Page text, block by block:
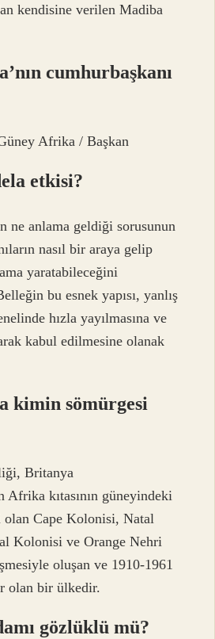
kendisine verilen Madiba
cumhurbaşkanı
Afrika / Başkan
etkisi?
ne anlama geldiği sorusunun
nasıl bir araya gelip
yaratabileceğini
bu esnek yapısı, yanlış
hızla yayılmasına ve
kabul edilmesine olanak
kimin sömürgesi
Britanya
Afrika kıtasının güneyindeki
olan Cape Kolonisi, Natal
Kolonisi ve Orange Nehri
oluşan ve 1910-1961
olan bir ülkedir.
gözlüklü mü?